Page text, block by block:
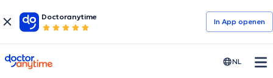
Doctoranytime
In App openen
doctoranytime NL